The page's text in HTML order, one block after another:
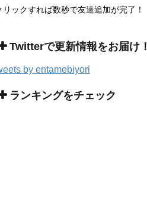
リックすれば数秒で友達追加が完了！
Twitterで更新情報をお届け！
by entamebiyori
ランキングをチェック